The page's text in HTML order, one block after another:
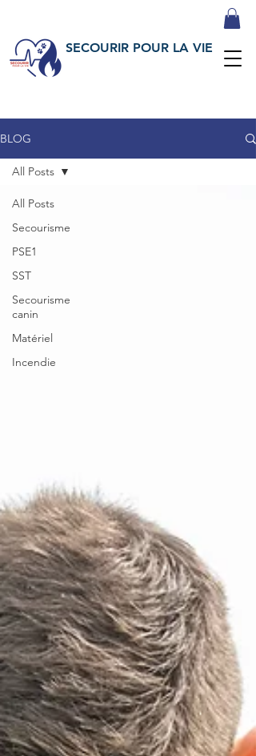
SECOURIR POUR LA VIE
BLOG
All Posts
Secourisme
PSE1
SST
Secourisme
canin
Matériel
Incendie
All Posts